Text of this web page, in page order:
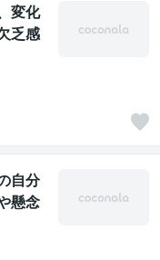
変化
乏感
グ
自分
懸念
法